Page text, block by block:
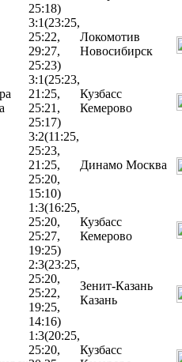
25:18)
3:1(23:25,
25:22,
29:27,
25:23)
Локомотив
Новосибирск
3:1(25:23,
21:25,
25:21,
25:17)
Кузбасс
Кемерово
3:2(11:25,
25:23,
21:25,
25:20,
15:10)
Динамо Москва
1:3(16:25,
25:20,
25:27,
19:25)
Кузбасс
Кемерово
2:3(23:25,
25:20,
25:22,
19:25,
14:16)
Зенит-Казань
Казань
1:3(20:25,
25:20,
Кузбасс